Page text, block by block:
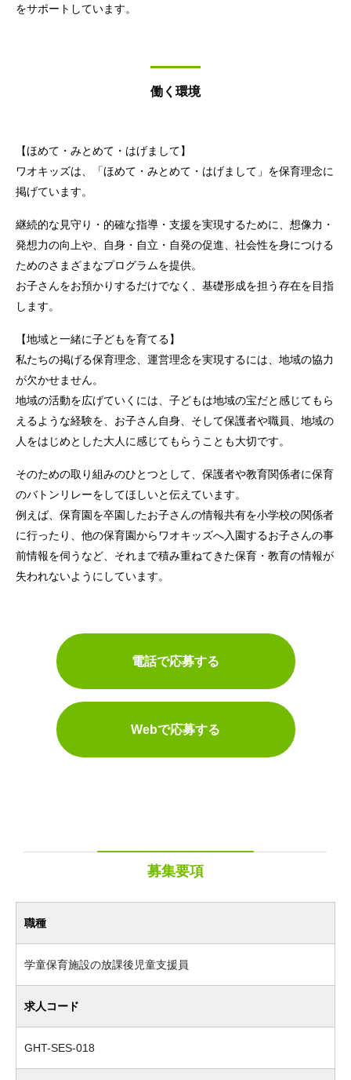
をサポートしています。
働く環境
【ほめて・みとめて・はげまして】
ワオキッズは、「ほめて・みとめて・はげまして」を保育理念に
掲げています。
継続的な見守り・的確な指導・支援を実現するために、想像力・
発想力の向上や、自身・自立・自発の促進、社会性を身につける
ためのさまざまなプログラムを提供。
お子さんをお預かりするだけでなく、基礎形成を担う存在を目指
します。
【地域と一緒に子どもを育てる】
私たちの掲げる保育理念、運営理念を実現するには、地域の協力
が欠かせません。
地域の活動を広げていくには、子どもは地域の宝だと感じてもら
えるような経験を、お子さん自身、そして保護者や職員、地域の
人をはじめとした大人に感じてもらうことも大切です。
そのための取り組みのひとつとして、保護者や教育関係者に保育
のバトンリレーをしてほしいと伝えています。
例えば、保育園を卒園したお子さんの情報共有を小学校の関係者
に行ったり、他の保育園からワオキッズへ入園するお子さんの事
前情報を伺うなど、それまで積み重ねてきた保育・教育の情報が
失われないようにしています。
電話で応募する
Webで応募する
募集要項
職種
学童保育施設の放課後児童支援員
求人コード
GHT-SES-018